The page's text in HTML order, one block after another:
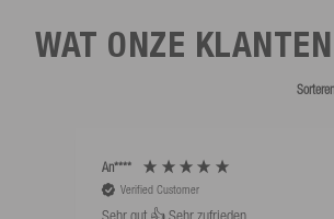
WAT ONZE
An****
Verified Customer